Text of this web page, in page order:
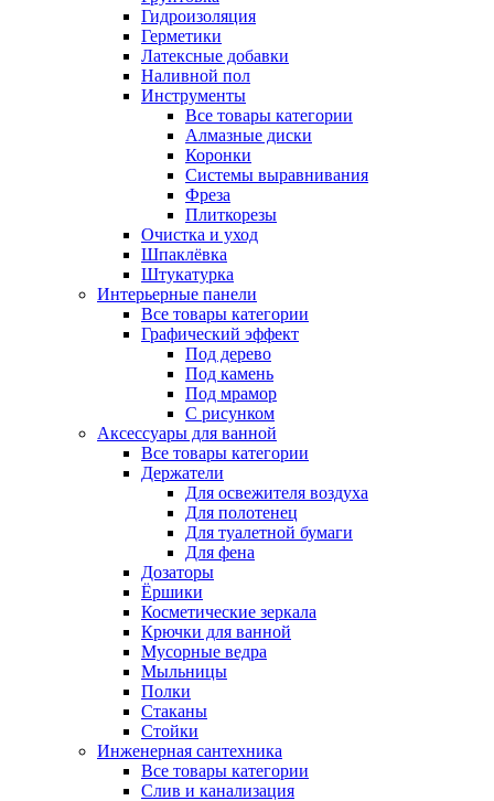
Гидроизоляция
Герметики
Латексные добавки
Наливной пол
Инструменты
Все товары категории
Алмазные диски
Коронки
Системы выравнивания
Фреза
Плиткорезы
Очистка и уход
Шпаклёвка
Штукатурка
Интерьерные панели
Все товары категории
Графический эффект
Под дерево
Под камень
Под мрамор
С рисунком
Аксессуары для ванной
Все товары категории
Держатели
Для освежителя воздуха
Для полотенец
Для туалетной бумаги
Для фена
Дозаторы
Ёршики
Косметические зеркала
Крючки для ванной
Мусорные ведра
Мыльницы
Полки
Стаканы
Стойки
Инженерная сантехника
Все товары категории
Слив и канализация